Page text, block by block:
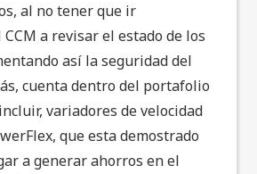
al no tener que ir
a revisar el estado de los
así la seguridad del
cuenta dentro del portafolio
variadores de velocidad
que esta demostrado
a generar ahorros en el